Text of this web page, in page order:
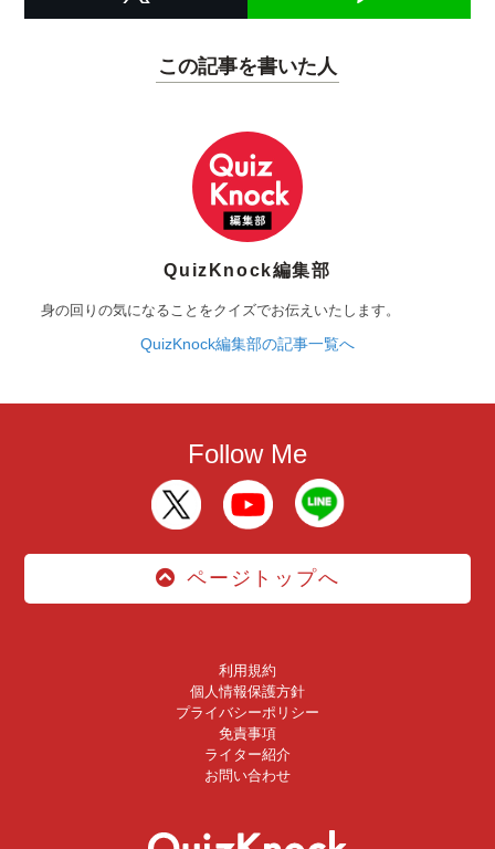
この記事を書いた人
QuizKnock編集部
身の回りの気になることをクイズでお伝えいたします。
QuizKnock編集部の記事一覧へ
Follow Me
ページトップへ
利用規約
個人情報保護方針
プライバシーポリシー
免責事項
ライター紹介
お問い合わせ